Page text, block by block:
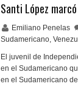
Santi López
Emiliano Penelas
Sudamericano,
El juvenil de
en el Sudamericano
en el Sudamericano